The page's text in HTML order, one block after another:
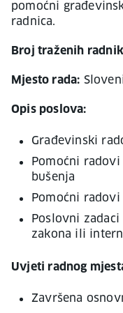
pomoćni
radnica.
Broj traženih
Mjesto rada:
Opis poslova:
Građevinski
Pomoćni
bušenja
Pomoćni
Poslovni
zakona ili
Uvjeti radnog
Završena